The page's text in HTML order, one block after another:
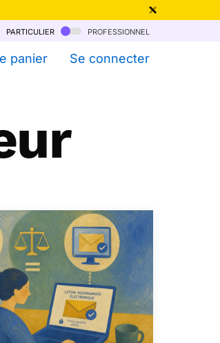
particulier professionnel
panier Se connecter